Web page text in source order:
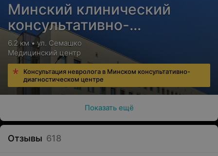
Минский клинический
консультативно-
диагностический центр
6.2 км • ул. Семашко
Медицинский центр
Консультация невролога в Минском консультативно-
диагностическом центре
Показать ещё
Отзывы 618